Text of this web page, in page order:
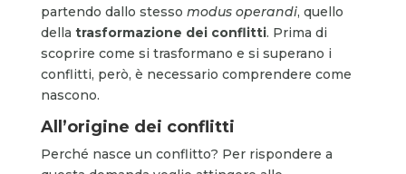
partendo dallo stesso modus operandi, quello
della trasformazione dei conflitti. Prima di
scoprire come si trasformano e si superano i
conflitti, però, è necessario comprendere come
nascono.
All’origine dei conflitti
Perché nasce un conflitto? Per rispondere a